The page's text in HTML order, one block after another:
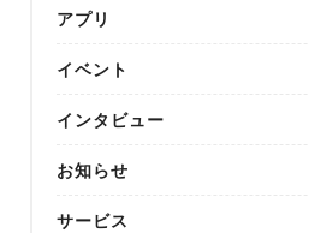
アプリ
イベント
インタビュー
お知らせ
サービス